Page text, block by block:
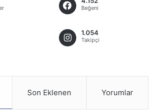
Beğeni
1.054
Takipçi
Son Eklenen Yorumlar